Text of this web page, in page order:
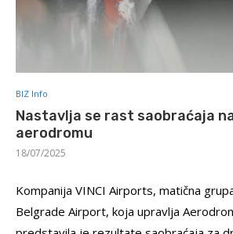
BIZ Info
Nastavlja se rast saobraćaja
aerodromu
18/07/2025
Kompanija VINCI Airports, matična
Belgrade Airport, koja upravlja